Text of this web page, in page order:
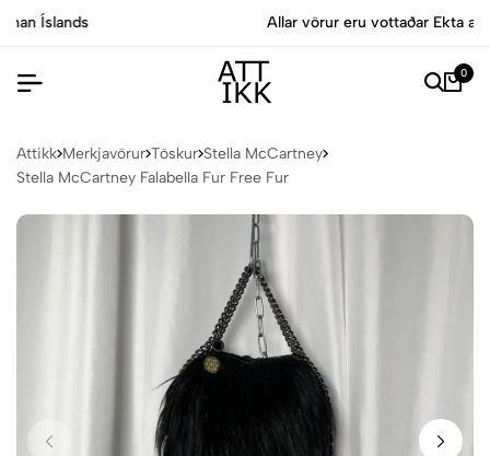
Allar vörur eru vottaðar Ekta af sérfræðingum
0
Attikk Merkjavörur Töskur Stella McCartney
Stella McCartney Falabella Fur Free Fur